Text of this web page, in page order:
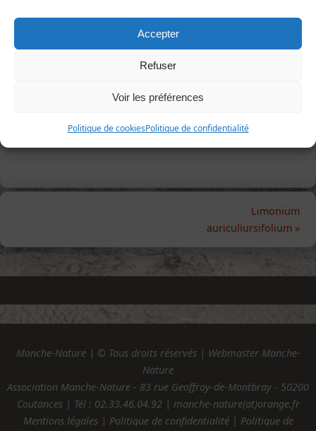
Accepter
Refuser
Voir les préférences
Politique de cookiesPolitique de confidentialité
Limonium
auriculiursifolium »
Manche-Nature | © Tous droits réservés | Webmaster Manche-
Nature
Association Manche-Nature - 83 rue Geoffroy-de-Montbray - 50200
Coutances | Tél : 02.33.46.04.92| manche-nature(at)orange.fr
Mentions légales| Politique de confidentialité| Politique de